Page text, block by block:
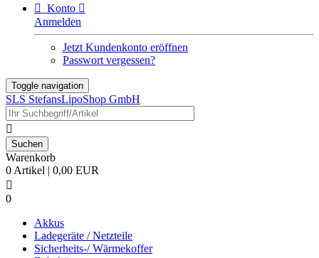
 Konto 
Anmelden
Jetzt Kundenkonto eröffnen
Passwort vergessen?
Toggle navigation
SLS StefansLipoShop GmbH

Warenkorb
0 Artikel | 0,00 EUR

0
Akkus
Ladegeräte / Netzteile
Sicherheits-/ Wärmekoffer